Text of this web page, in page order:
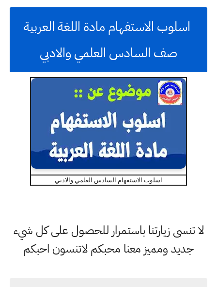
اسلوب الاستفهام مادة اللغة العربية
صف السادس العلمي والادبي
اسلوب الاستفهام السادس العلمي والادبي
لا تنسى زيارتنا باستمرار للحصول على كل شيء
جديد ومميز معنا محبكم لاتنسون احبكم